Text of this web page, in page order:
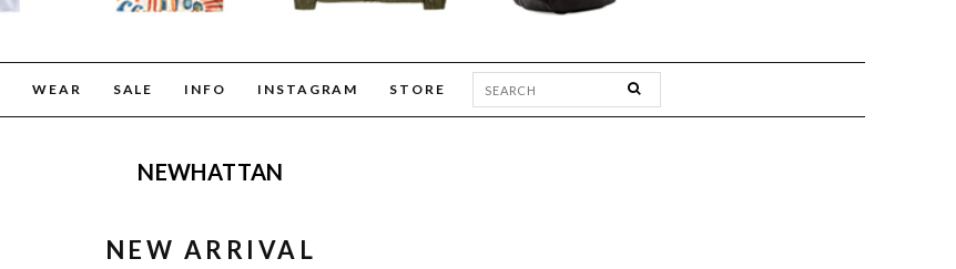
WEAR SALE INFO INSTAGRAM STORE
NEWHATTAN
NEW ARRIVAL